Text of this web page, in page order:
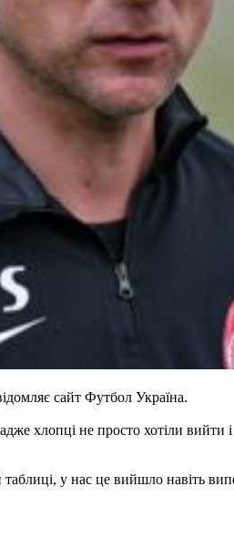
сайт Футбол Україна.
хлопці не просто хотіли вийти
у нас це вийшло навіть